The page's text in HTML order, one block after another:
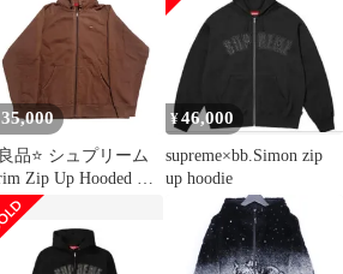
35,000
品⭐️ シュプリーム
Zip Up Hooded パ
ー
¥46,000
supreme×bb.Simon zip
up hoodie